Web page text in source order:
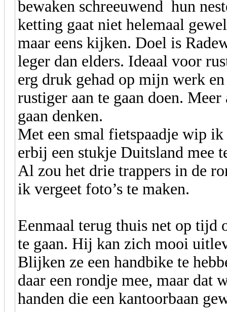
bewaken schreeuwend hun
ketting gaat niet helemaal
maar eens kijken. Doel is
leger dan elders. Ideaal voor
erg druk gehad op mijn werk
rustiger aan te gaan doen.
gaan denken.
Met een smal fietspaadje wip
erbij een stukje Duitsland mee
Al zou het drie trappers in de
ik vergeet foto’s te maken.
Eenmaal terug thuis net op tijd
te gaan. Hij kan zich mooi
Blijken ze een handbike te
daar een rondje mee, maar dat
handen die een kantoorbaan